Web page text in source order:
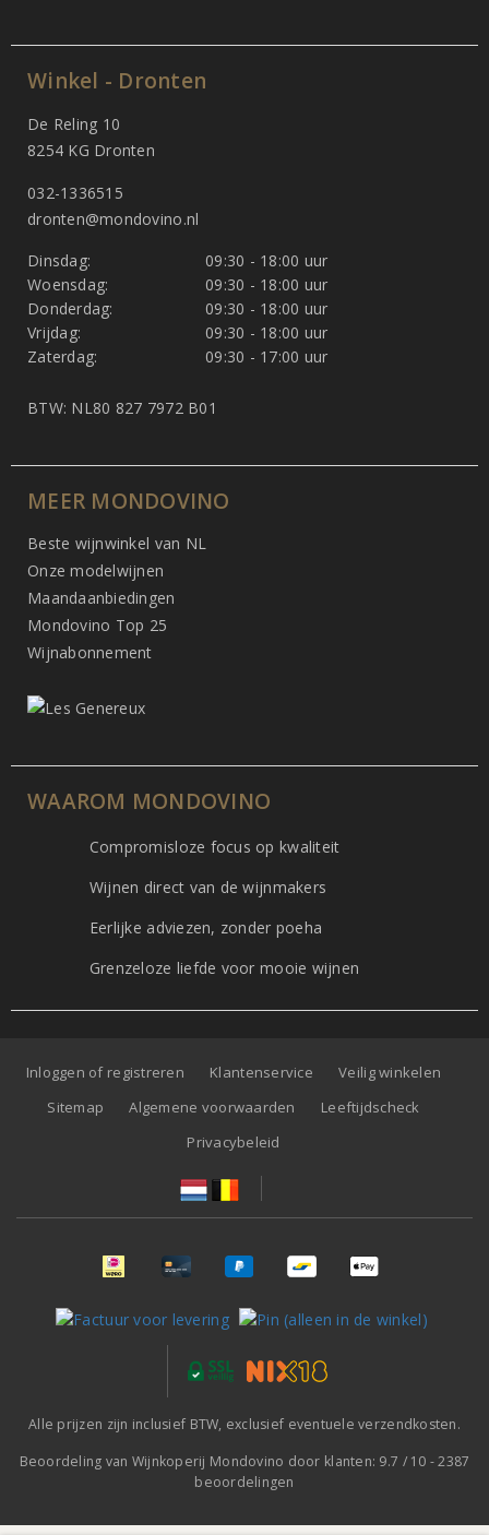
Winkel - Dronten
De Reling 10
8254 KG Dronten
032-1336515
dronten@mondovino.nl
Dinsdag:
09:30 - 18:00 uur
Woensdag:
09:30 - 18:00 uur
Donderdag:
09:30 - 18:00 uur
Vrijdag:
09:30 - 18:00 uur
Zaterdag:
09:30 - 17:00 uur
BTW: NL80 827 7972 B01
MEER MONDOVINO
Beste wijnwinkel van NL
Onze modelwijnen
Maandaanbiedingen
Mondovino Top 25
Wijnabonnement
WAAROM MONDOVINO
Compromisloze focus op kwaliteit
Wijnen direct van de wijnmakers
Eerlijke adviezen, zonder poeha
Grenzeloze liefde voor mooie wijnen
Inloggen of registreren Klantenservice
Veilig winkelen
Sitemap
Algemene voorwaarden
Leeftijdscheck
Privacybeleid
Alle prijzen zijn inclusief BTW, exclusief eventuele verzendkosten.
Beoordeling van Wijnkoperij Mondovino door klanten: 9.7 / 10 -2387
beoordelingen